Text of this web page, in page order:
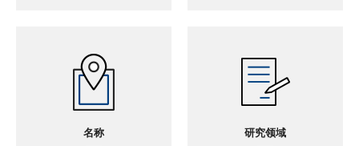
名称 研究领域